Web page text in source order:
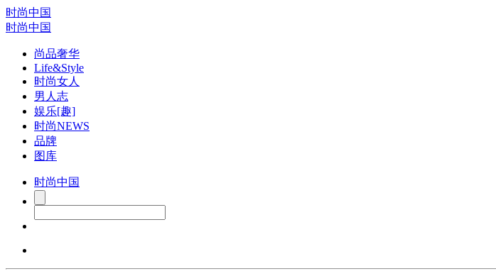
时尚中国
时尚中国
尚品奢华
Life&Style
时尚女人
男人志
娱乐[趣]
时尚NEWS
品牌
图库
时尚中国